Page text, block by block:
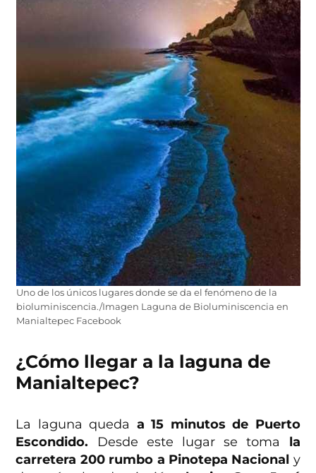
Uno de los únicos lugares donde se da el fenómeno de la
bioluminiscencia./Imagen Laguna de Bioluminiscencia en
Manialtepec Facebook
¿Cómo llegar a la laguna de
Manialtepec?
La laguna queda a 15 minutos de Puerto
Escondido. Desde este lugar se toma la
carretera 200 rumbo a Pinotepa Nacional y